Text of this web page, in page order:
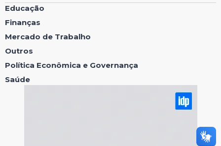
Educação
Finanças
Mercado de Trabalho
Outros
Política Econômica e Governança
Saúde